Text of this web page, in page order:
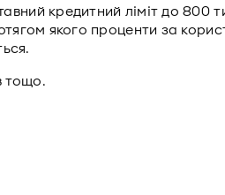
кредитний ліміт до 800
якого проценти за
тощо.